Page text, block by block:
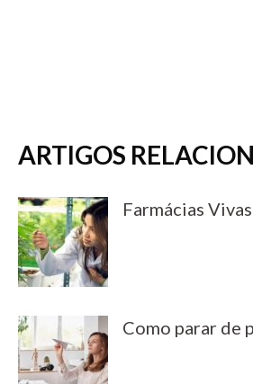
ARTIGOS
Farmácias Vivas
Como parar de